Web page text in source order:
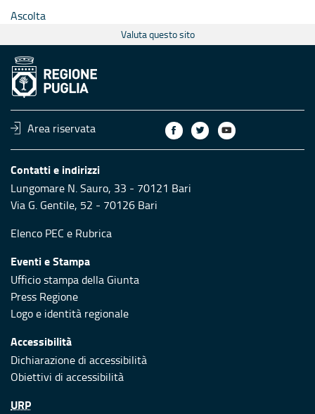
Ascolta
Valuta questo sito
Area riservata
Contatti e indirizzi
Lungomare N. Sauro, 33 - 70121 Bari
Via G. Gentile, 52 - 70126 Bari
Elenco PEC e Rubrica
Eventi e Stampa
Ufficio stampa della Giunta
Press Regione
Logo e identità regionale
Accessibilità
Dichiarazione di accessibilità
Obiettivi di accessibilità
URP